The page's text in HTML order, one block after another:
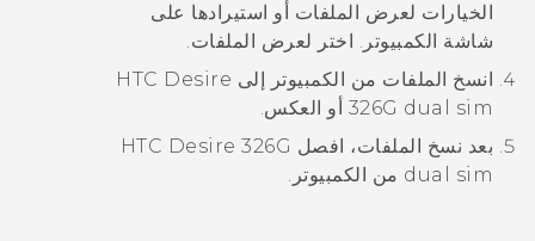
الخيارات لعرض الملفات أو استيرادها على
شاشة الكمبيوتر. اختر لعرض الملفات.
انسخ الملفات من الكمبيوتر إلى HTC Desire
326G dual sim أو العكس.
بعد نسخ الملفات، افصل HTC Desire 326G
dual sim من الكمبيوتر.